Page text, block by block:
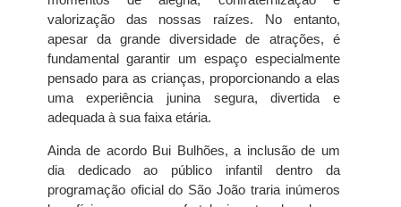
valorização das nossas raízes. No entanto,
apesar da grande diversidade de atrações, é
fundamental garantir um espaço especialmente
pensado para as crianças, proporcionando a elas
uma experiência junina segura, divertida e
adequada à sua faixa etária.
Ainda de acordo Bui Bulhões, a inclusão de um
dia dedicado ao público infantil dentro da
programação oficial do São João traria inúmeros